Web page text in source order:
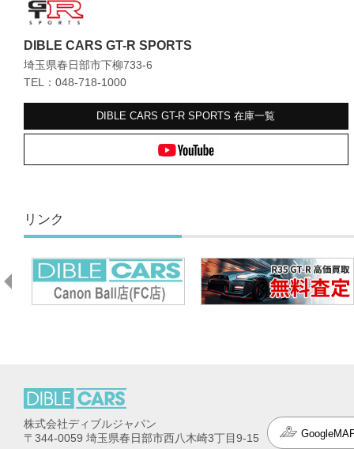
DIBLE CARS GT-R SPORTS
埼玉県春日部市下柳733-6
TEL：048-718-1000
DIBLE CARS GT-R SPORTS在庫一覧
リンク
株式会社ディブルジャパン
〒344-0059 埼玉県春日部市西八木崎3丁目9-15